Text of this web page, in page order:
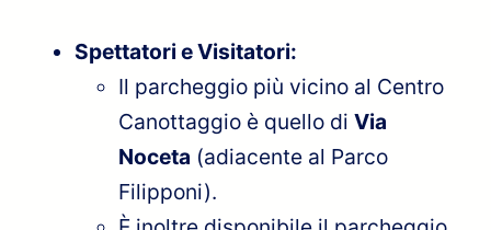
Spettatori e Visitatori:
Il parcheggio più vicino al Centro
Canottaggio è quello di Via
Noceta (adiacente al Parco
Filipponi).